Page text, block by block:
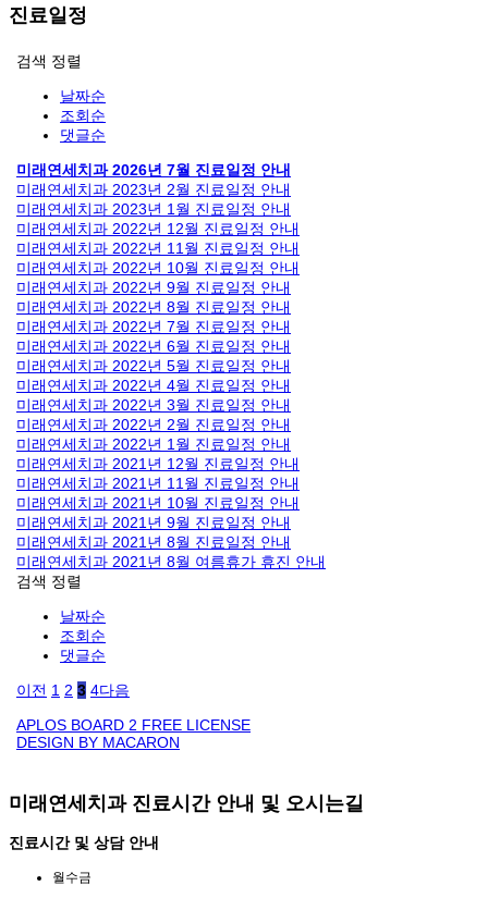
진료일정
검색 정렬
날짜순
조회순
댓글순
미래연세치과 2026년 7월 진료일정 안내
미래연세치과 2023년 2월 진료일정 안내
미래연세치과 2023년 1월 진료일정 안내
미래연세치과 2022년 12월 진료일정 안내
미래연세치과 2022년 11월 진료일정 안내
미래연세치과 2022년 10월 진료일정 안내
미래연세치과 2022년 9월 진료일정 안내
미래연세치과 2022년 8월 진료일정 안내
미래연세치과 2022년 7월 진료일정 안내
미래연세치과 2022년 6월 진료일정 안내
미래연세치과 2022년 5월 진료일정 안내
미래연세치과 2022년 4월 진료일정 안내
미래연세치과 2022년 3월 진료일정 안내
미래연세치과 2022년 2월 진료일정 안내
미래연세치과 2022년 1월 진료일정 안내
미래연세치과 2021년 12월 진료일정 안내
미래연세치과 2021년 11월 진료일정 안내
미래연세치과 2021년 10월 진료일정 안내
미래연세치과 2021년 9월 진료일정 안내
미래연세치과 2021년 8월 진료일정 안내
미래연세치과 2021년 8월 여름휴가 휴진 안내
검색 정렬
날짜순
조회순
댓글순
이전 1 2 3 4다음
APLOS BOARD 2 FREE LICENSE
DESIGN BY MACARON
미래연세치과 진료시간 안내 및 오시는길
진료시간 및 상담 안내
월수금